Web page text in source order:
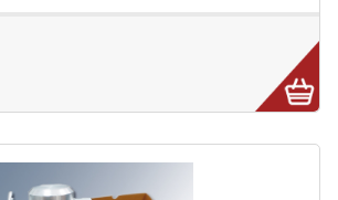
Consoles Amplifiées